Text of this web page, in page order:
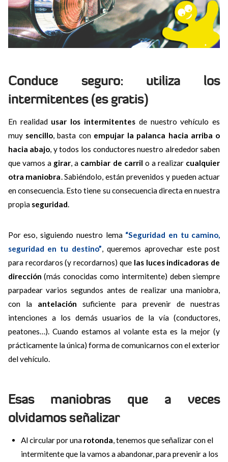
Conduce seguro: utiliza los
intermitentes (es gratis)
En realidad usar los intermitentes de nuestro vehículo es
muy sencillo, basta con empujar la palanca hacia arriba o
hacia abajo, y todos los conductores nuestro alrededor saben
que vamos a girar, a cambiar de carril o a realizar cualquier
otra maniobra. Sabiéndolo, están prevenidos y pueden actuar
en consecuencia. Esto tiene su consecuencia directa en nuestra
propia seguridad.
Por eso, siguiendo nuestro lema “Seguridad en tu camino,
seguridad en tu destino”, queremos aprovechar este post
para recordaros (y recordarnos) que las luces indicadoras de
dirección (más conocidas como intermitente) deben siempre
parpadear varios segundos antes de realizar una maniobra,
con la antelación suficiente para prevenir de nuestras
intenciones a los demás usuarios de la vía (conductores,
peatones…). Cuando estamos al volante esta es la mejor (y
prácticamente la única) forma de comunicarnos con el exterior
del vehículo.
Esas maniobras que a veces
olvidamos señalizar
Al circular por una rotonda, tenemos que señalizar con el
intermitente que la vamos a abandonar, para prevenir a los